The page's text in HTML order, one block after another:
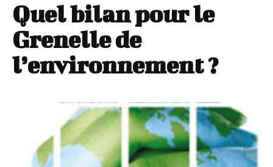
Quel bilan pour le
Grenelle de
l’environnement ?